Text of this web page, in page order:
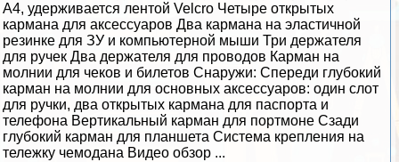
А4, удерживается лентой Velcro Четыре открытых
кармана для аксессуаров Два кармана на эластичной
резинке для ЗУ и компьютерной мыши Три держателя
для ручек Два держателя для проводов Карман на
молнии для чеков и билетов Снаружи: Спереди глубокий
карман на молнии для основных аксессуаров: один слот
для ручки, два открытых кармана для паспорта и
телефона Вертикальный карман для портмоне Сзади
глубокий карман для планшета Система крепления на
тележку чемодана Видео обзор ...